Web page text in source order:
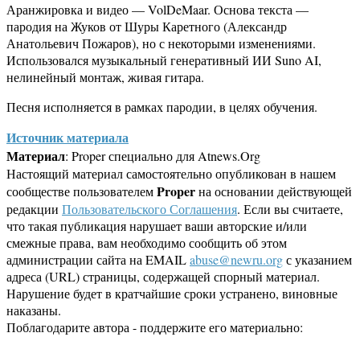
Аранжировка и видео — VolDeMaar. Основа текста —
пародия на Жуков от Шуры Каретного (Александр
Анатольевич Пожаров), но с некоторыми изменениями.
Использовался музыкальный генеративный ИИ Suno AI,
нелинейный монтаж, живая гитара.
Песня исполняется в рамках пародии, в целях обучения.
Источник материала
Материал: Proper специально для Atnews.Org
Настоящий материал самостоятельно опубликован в нашем
сообществе пользователемProperна основании действующей
редакции Пользовательского Соглашения. Если вы считаете,
что такая публикация нарушает ваши авторские и/или
смежные права, вам необходимо сообщить об этом
администрации сайта на EMAILabuse@newru.orgс указанием
адреса (URL) страницы, содержащей спорный материал.
Нарушение будет в кратчайшие сроки устранено, виновные
наказаны.
Поблагодарите автора - поддержите его материально: